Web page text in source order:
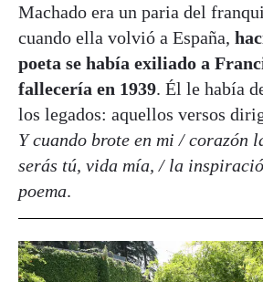
Machado era un paria del
cuando ella volvió a España,
poeta se había exiliado a
fallecería en 1939. Él le había
los legados: aquellos versos
Y cuando brote en mi / corazón
serás tú, vida mía, / la
poema.